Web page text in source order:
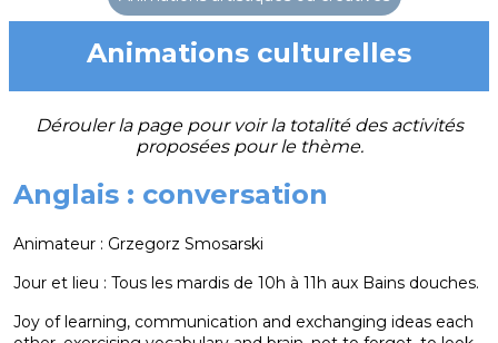
Animations culturelles
Dérouler la page pour voir la totalité des activités
proposées pour le thème.
Anglais : conversation
Animateur : Grzegorz Smosarski
Jour et lieu : Tous les mardis de 10h à 11h aux Bains douches.
Joy of learning, communication and exchanging ideas each